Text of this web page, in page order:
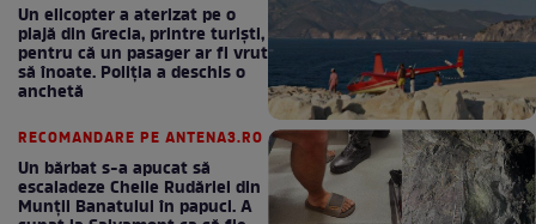
Un elicopter a aterizat pe o
plajă din Grecia, printre turiști,
pentru că un pasager ar fi vrut
să înoate. Poliția a deschis o
anchetă
RECOMANDARE PE ANTENA3.RO
Un bărbat s-a apucat să
escaladeze Cheile Rudăriei din
Munții Banatului în papuci. A